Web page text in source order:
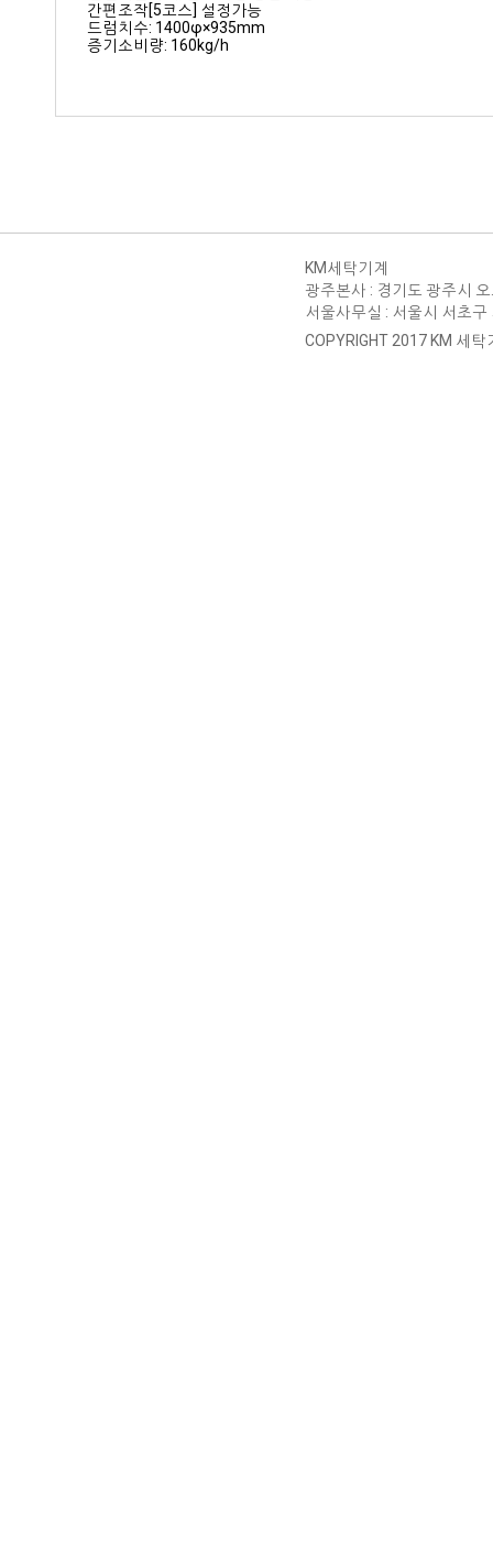
간편조작[5코스] 설정가능
드럼치수: 1400φ×935mm
증기소비량: 160kg/h
KM세탁기계
광주본사 : 경기도 광주시
서울사무실 : 서울시 서초
COPYRIGHT 2017 KM 세탁